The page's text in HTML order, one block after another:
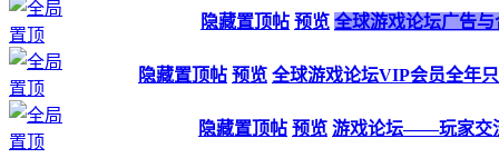
隐藏置顶帖 预览 全球游戏论坛广告
隐藏置顶帖 预览 全球游戏论坛VIP会员全年
隐藏置顶帖 预览 游戏论坛——玩家交